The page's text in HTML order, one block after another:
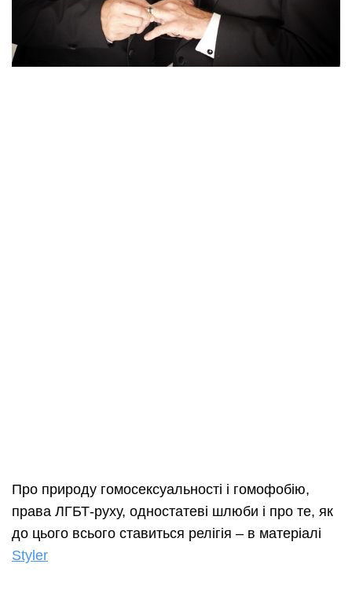
Про природу гомосексуальності і гомофобію,
права ЛГБТ-руху, одностатеві шлюби і про те, як
до цього всього ставиться релігія – в матеріалі
Styler